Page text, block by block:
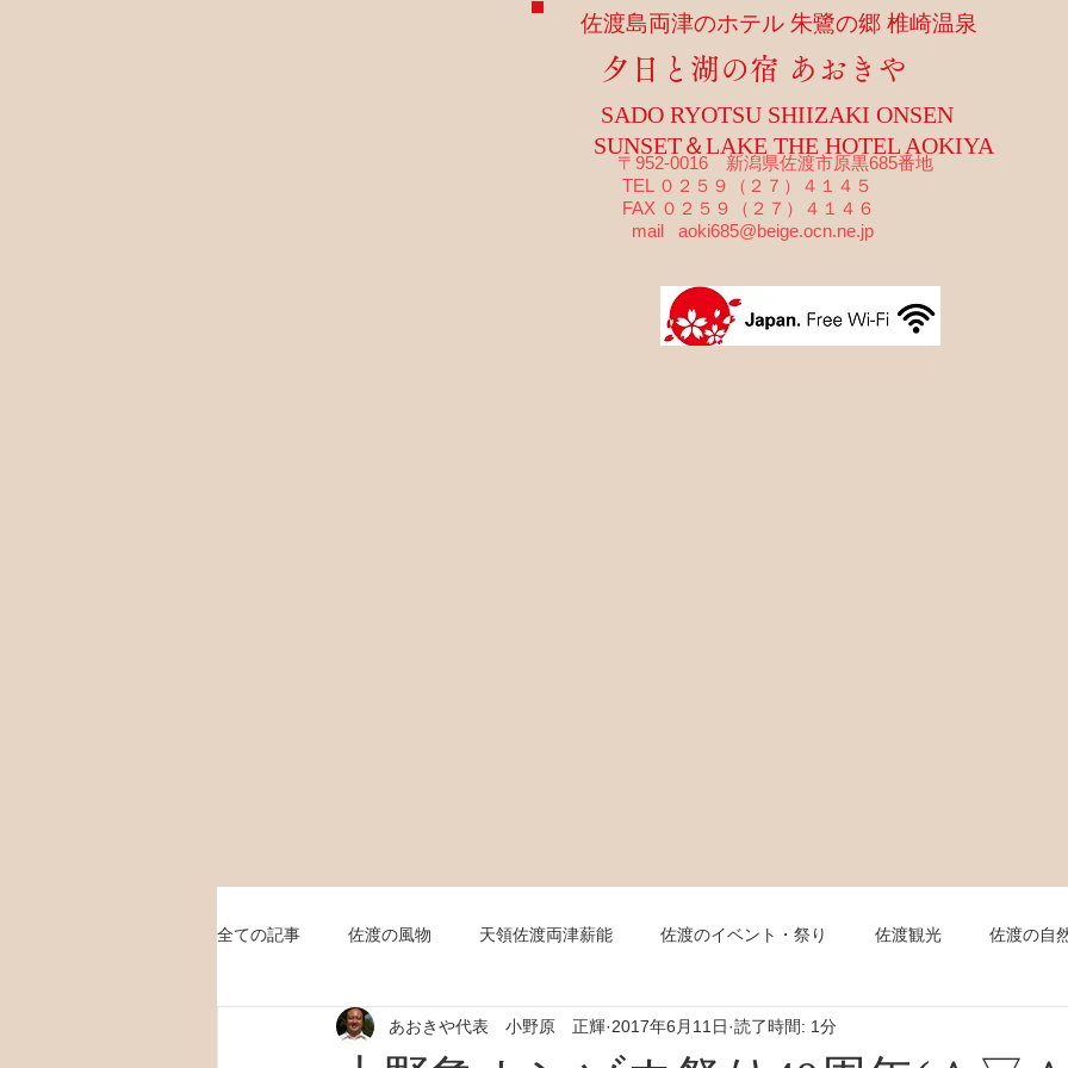
佐渡島両津のホテル 朱鷺の郷 椎崎温泉
夕日と湖の宿 あおきや
SADO RYOTSU SHIIZAKI ONSEN
SUNSET＆LAKE THE HOTEL AOKIYA
〒952-0016 新潟県佐渡市原黒685番地
TEL ０２５９（２７）４１４５
FAX ０２５９（２７）４１４６
mail aoki685@beige.ocn.ne.jp
全ての記事 佐渡の風物 天領佐渡両津薪能 佐渡のイベント・祭り 佐渡観光 佐渡の自
あおきや代表 小野原 正輝 2017年6月11日 読了時間: 1分